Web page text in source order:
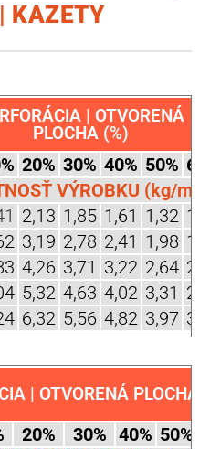
KAZETY
| OTVORENÁ
PLOCHA (%)
20% 30% 40% 50%
VÝROBKU (kg/m2)
2,13 1,85 1,61 1,32
3,19 2,78 2,41 1,98
4,26 3,71 3,22 2,64
5,32 4,63 4,02 3,31
6,32 5,56 4,82 3,97
| OTVORENÁ PLOCHA
20% 30% 40% 50%